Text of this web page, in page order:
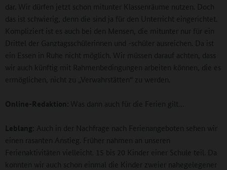
dar. Wir dürfen jetzt schon mitunter Klassenräume nutzen. Doch
das ist schwierig, denn die sind ja für den Unterricht eingerichtet.
Kompliziert ist es auch bei den Mensen, die mitunter nur für ein
Drittel der Ganztagsschülerinnen und -schüler ausreichen. Da ist
ein Essen in Ruhe nicht möglich. Wir müssen darauf achten, dass
wir auch künftig mit Rahmenbedingungen arbeiten können, die es
ermöglichen, nicht zu „Verwahrstätten“ zu werden.
Online-Redaktion: Was dann auch für die Ferien gilt…
Leblang: Auch in der Nachfrage nach Ferienangeboten sehen wir
einen rasanten Anstieg. Früher nahmen an unseren
Ferienaktivitäten vielleicht. 15 bis 20 Kinder einer Schule teil. Da
konnten wir auch schon einmal die Kinder zweier nahegelegener